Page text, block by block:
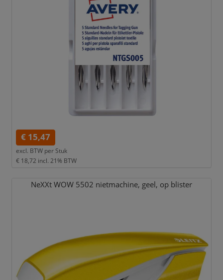
€ 15,47
excl. BTW per Stuk
€ 18,72 incl. 21% BTW
NeXXt WOW 5502 nietmachine, geel, op blister